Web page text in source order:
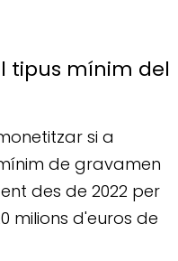
tipus mínim del
si a
de gravamen
des de 2022 per
milions d'euros de